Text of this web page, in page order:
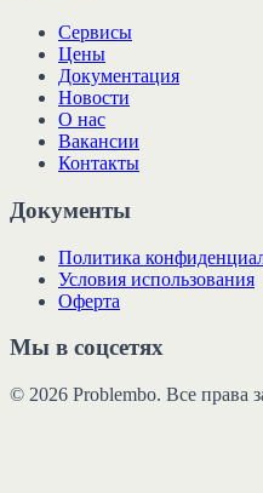
Сервисы
Цены
Документация
Новости
О нас
Вакансии
Контакты
Документы
Политика
Условия использования
Оферта
Мы в соцсетях
© 2026 Problembo. Все права